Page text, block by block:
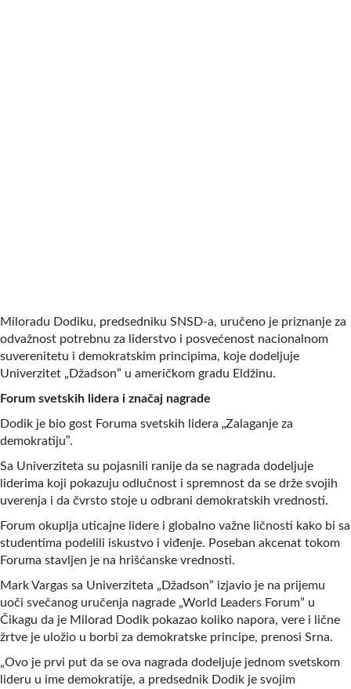
Miloradu Dodiku, predsedniku SNSD-a, uručeno je priznanje za
odvažnost potrebnu za liderstvo i posvećenost nacionalnom
suverenitetu i demokratskim principima, koje dodeljuje
Univerzitet „Džadson” u američkom gradu Eldžinu.
Forum svetskih lidera i značaj nagrade
Dodik je bio gost Foruma svetskih lidera „Zalaganje za
demokratiju”.
Sa Univerziteta su pojasnili ranije da se nagrada dodeljuje
liderima koji pokazuju odlučnost i spremnost da se drže svojih
uverenja i da čvrsto stoje u odbrani demokratskih vrednosti.
Forum okuplja uticajne lidere i globalno važne ličnosti kako bi sa
studentima podelili iskustvo i viđenje. Poseban akcenat tokom
Foruma stavljen je na hrišćanske vrednosti.
Mark Vargas sa Univerziteta „Džadson” izjavio je na prijemu
uoči svečanog uručenja nagrade „World Leaders Forum” u
Čikagu da je Milorad Dodik pokazao koliko napora, vere i lične
žrtve je uložio u borbi za demokratske principe, prenosi Srna.
„Ovo je prvi put da se ova nagrada dodeljuje jednom svetskom
lideru u ime demokratije, a predsednik Dodik je svojim